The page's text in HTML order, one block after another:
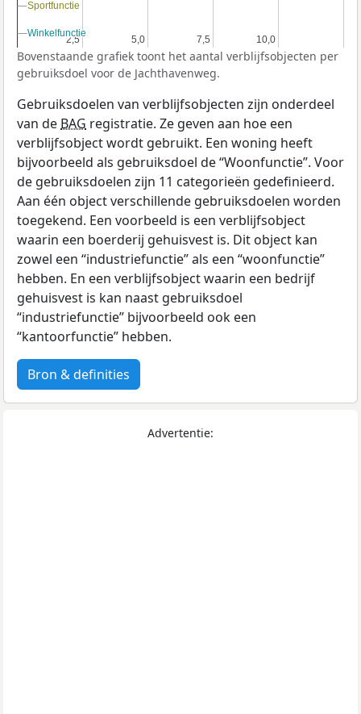
2,5
2,5 5,0
5,0 7,5
7,5 10,0
10,0
Sportfunctie
Sportfunctie
Winkelfunctie
Winkelfunctie
Bovenstaande grafiek toont het aantal verblijfsobjecten per
gebruiksdoel voor de Jachthavenweg.
Gebruiksdoelen van verblijfsobjecten zijn onderdeel
van de BAG registratie. Ze geven aan hoe een
verblijfsobject wordt gebruikt. Een woning heeft
bijvoorbeeld als gebruiksdoel de “Woonfunctie”. Voor
de gebruiksdoelen zijn 11 categorieën gedefinieerd.
Aan één object verschillende gebruiksdoelen worden
toegekend. Een voorbeeld is een verblijfsobject
waarin een boerderij gehuisvest is. Dit object kan
zowel een “industriefunctie” als een “woonfunctie”
hebben. En een verblijfsobject waarin een bedrijf
gehuisvest is kan naast gebruiksdoel
“industriefunctie” bijvoorbeeld ook een
“kantoorfunctie” hebben.
Bron & definities
Advertentie: